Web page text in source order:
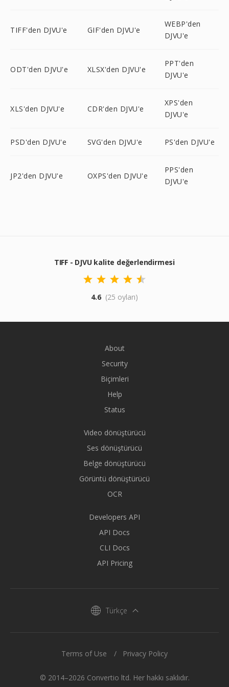
TIFF'den DJVU'e GIF'den DJVU'e
WEBP'den
DJVU'e
ODT'den DJVU'e XLSX'den DJVU'e
PPT'den
DJVU'e
XLS'den DJVU'e CDR'den DJVU'e
XPS'den
DJVU'e
PSD'den DJVU'e SVG'den DJVU'e PS'den DJVU'e
JP2'den DJVU'e OXPS'den DJVU'e
PPS'den
DJVU'e
TIFF - DJVU kalite değerlendirmesi
4.6 (25 oyları)
About
Security
Biçimleri
Help
Status
Video dönüştürücü
Ses dönüştürücü
Belge dönüştürücü
Görüntü dönüştürücü
OCR
Developers API
API Docs
CLI Docs
API Pricing
Türkçe
© 2014–2026 Convertio ltd. Her hakkı saklıdır.
Terms of Use Privacy Policy